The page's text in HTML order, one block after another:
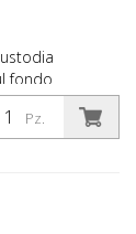
Pz.
fondo
da 1" pe...